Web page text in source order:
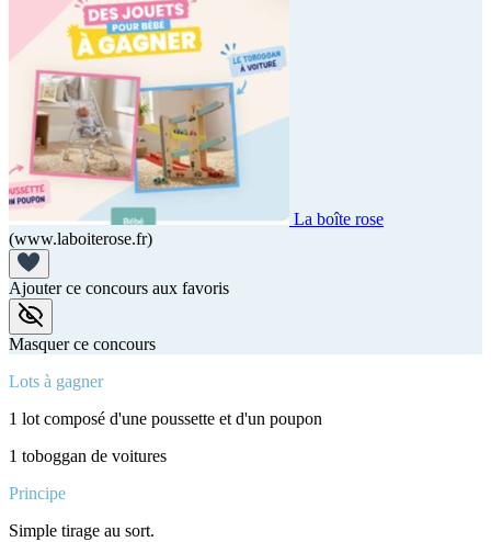
La boîte rose
(www.laboiterose.fr)
Ajouter ce concours aux favoris
Masquer ce concours
Lots à gagner
1 lot composé d'une poussette et d'un poupon
1 toboggan de voitures
Principe
Simple tirage au sort.